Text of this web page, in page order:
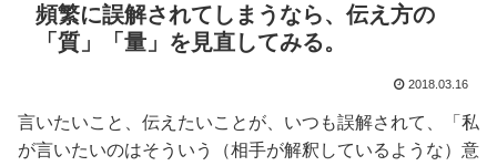
頻繁に誤解されてしまうなら、伝え方の
「質」「量」を見直してみる。
2018.03.16
言いたいこと、伝えたいことが、いつも誤解されて、「私
が言いたいのはそういう（相手が解釈しているような）意